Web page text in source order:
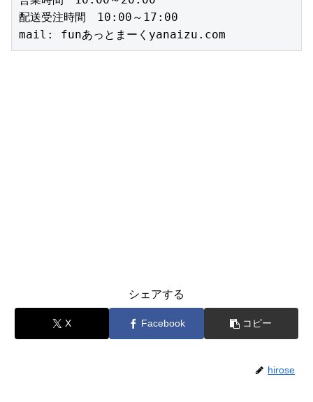
配送受注時間　10:00～17:00
mail: funあっとまーくyanaizu.com
シェアする
X Facebook コピー
hirose